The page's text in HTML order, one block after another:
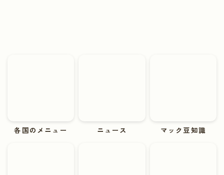
各国のメニュー ニュース マック豆知識